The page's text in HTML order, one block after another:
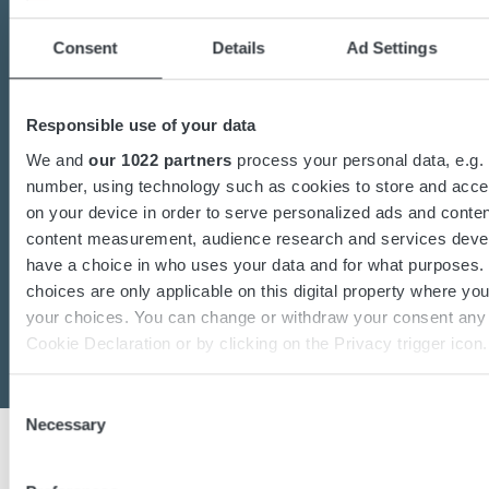
Consent Details Ad Settings
Responsible use of your data
We and our 1022 partners process your personal data, e.g.
number, using technology such as cookies to store and
on your device in order to serve personalized ads and
content measurement, audience research and services
have a choice in who uses your data and for what
choices are only applicable on this digital property where
your choices. You can change or withdraw your consent
Cookie Declaration or by clicking on the Privacy trigger icon.
Collect information about your geographical location
Selection
Necessary
Sind Sie an der Umstellung auf nachhaltige
Energielösungen interessiert?
Möchten Sie mehr über Batterien, Lade- oder
Spannungswandler erfahren?
Unser engagiertes Expertenteam steht Ihnen
gerne zur Verfügung.
Kontaktieren Sie uns